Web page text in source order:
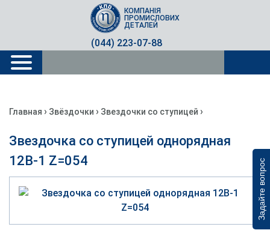
Задайте вопрос
(044) 223-07-88
КОМПАНІЯ
ПРОМИСЛОВИХ
ДЕТАЛЕЙ
Главная › Звёздочки › Звездочки со ступицей ›
Звездочка со ступицей однорядная
12B-1 Z=054